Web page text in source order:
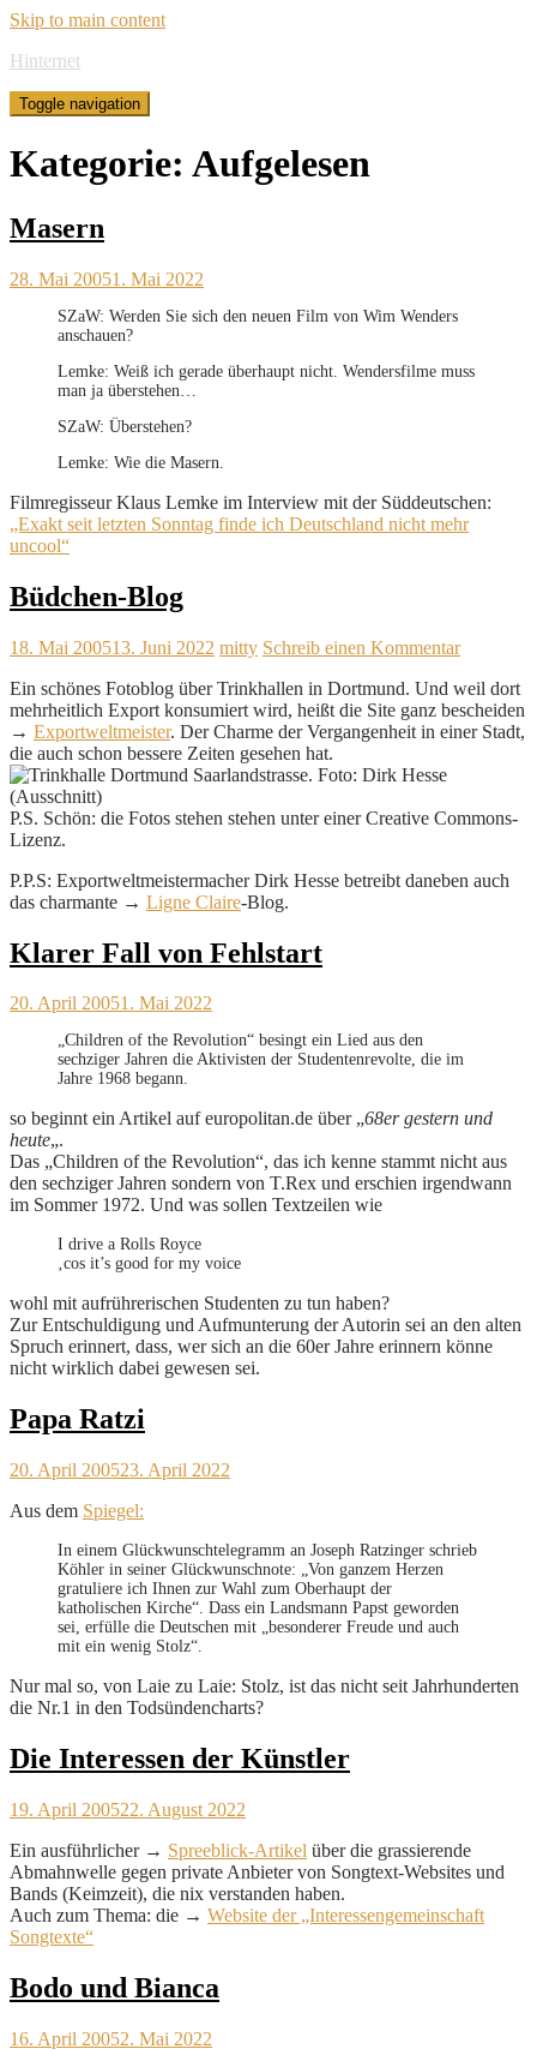
Skip to main content
Hinternet
Toggle navigation
Kategorie: Aufgelesen
Masern
28. Mai 20051. Mai 2022
SZaW: Werden Sie sich den neuen Film von Wim Wenders
anschauen?
Lemke: Weiß ich gerade überhaupt nicht. Wendersfilme muss
man ja überstehen…
SZaW: Überstehen?
Lemke: Wie die Masern.
Filmregisseur Klaus Lemke im Interview mit der Süddeutschen:
„Exakt seit letzten Sonntag finde ich Deutschland nicht mehr
uncool“
Büdchen-Blog
18. Mai 200513. Juni 2022 mitty Schreib einen Kommentar
Ein schönes Fotoblog über Trinkhallen in Dortmund. Und weil dort
mehrheitlich Export konsumiert wird, heißt die Site ganz bescheiden
→ Exportweltmeister. Der Charme der Vergangenheit in einer Stadt,
die auch schon bessere Zeiten gesehen hat.
P.S. Schön: die Fotos stehen stehen unter einer Creative Commons-
Lizenz.
P.P.S: Exportweltmeistermacher Dirk Hesse betreibt daneben auch
das charmante → Ligne Claire-Blog.
Klarer Fall von Fehlstart
20. April 20051. Mai 2022
„Children of the Revolution“ besingt ein Lied aus den
sechziger Jahren die Aktivisten der Studentenrevolte, die im
Jahre 1968 begann.
so beginnt ein Artikel auf europolitan.de über „68er gestern und
heute„.
Das „Children of the Revolution“, das ich kenne stammt nicht aus
den sechziger Jahren sondern von T.Rex und erschien irgendwann
im Sommer 1972. Und was sollen Textzeilen wie
I drive a Rolls Royce
‚cos it’s good for my voice
wohl mit aufrührerischen Studenten zu tun haben?
Zur Entschuldigung und Aufmunterung der Autorin sei an den alten
Spruch erinnert, dass, wer sich an die 60er Jahre erinnern könne
nicht wirklich dabei gewesen sei.
Papa Ratzi
20. April 200523. April 2022
Aus dem Spiegel:
In einem Glückwunschtelegramm an Joseph Ratzinger schrieb
Köhler in seiner Glückwunschnote: „Von ganzem Herzen
gratuliere ich Ihnen zur Wahl zum Oberhaupt der
katholischen Kirche“. Dass ein Landsmann Papst geworden
sei, erfülle die Deutschen mit „besonderer Freude und auch
mit ein wenig Stolz“.
Nur mal so, von Laie zu Laie: Stolz, ist das nicht seit Jahrhunderten
die Nr.1 in den Todsündencharts?
Die Interessen der Künstler
19. April 200522. August 2022
Ein ausführlicher → Spreeblick-Artikel über die grassierende
Abmahnwelle gegen private Anbieter von Songtext-Websites und
Bands (Keimzeit), die nix verstanden haben.
Auch zum Thema: die → Website der „Interessengemeinschaft
Songtexte“
Bodo und Bianca
16. April 20052. Mai 2022